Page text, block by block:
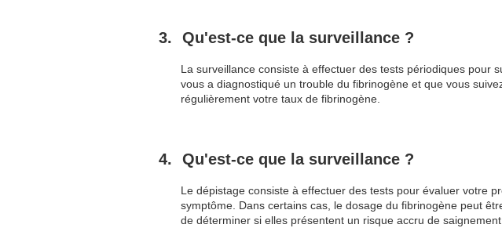
Qu'est-ce que la surveillance ?
La surveillance consiste à effectuer des tests périodiques pour
vous a diagnostiqué un trouble du fibrinogène et que vous
régulièrement votre taux de fibrinogène.
Qu'est-ce que la surveillance ?
Le dépistage consiste à effectuer des tests pour évaluer votre
symptôme. Dans certains cas, le dosage du fibrinogène peut
de déterminer si elles présentent un risque accru de